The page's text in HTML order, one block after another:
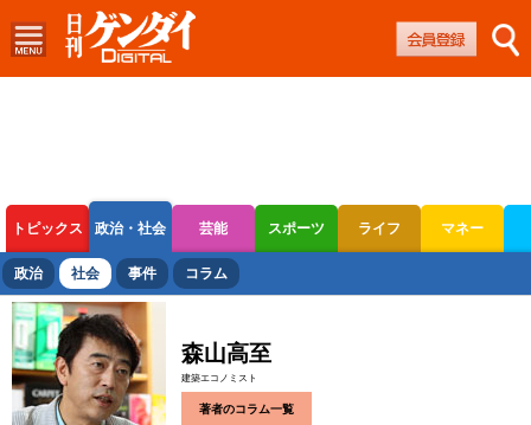
トピックス 政治・社会 芸能 スポーツ ライフ マネー
ボートレース 競輪 オートレース
政治 社会 事件 コラム
森山高至
建築エコノミスト
著者のコラム一覧